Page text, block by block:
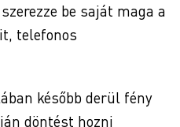
be saját maga a
telefonos
később derül fény
döntést hozni